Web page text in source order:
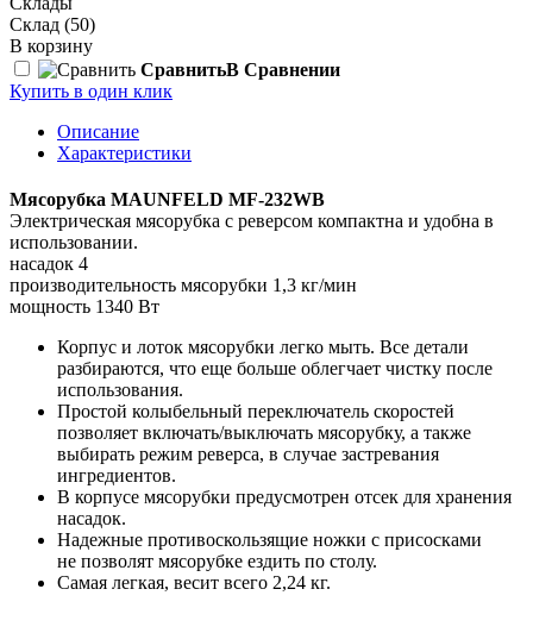
Склад (50)
В корзину
СравнитьВ Сравнении
Купить в один клик
Описание
Характеристики
Мясорубка MAUNFELD MF-232WB
Электрическая мясорубка с реверсом компактна и удобна в
использовании.
насадок 4
производительность мясорубки 1,3 кг/мин
мощность 1340 Вт
Корпус и лоток мясорубки легко мыть. Все детали
разбираются, что еще больше облегчает чистку после
использования.
Простой колыбельный переключатель скоростей
позволяет включать/выключать мясорубку, а также
выбирать режим реверса, в случае застревания
ингредиентов.
В корпусе мясорубки предусмотрен отсек для хранения
насадок.
Надежные противоскользящие ножки с присосками
не позволят мясорубке ездить по столу.
Самая легкая, весит всего 2,24 кг.